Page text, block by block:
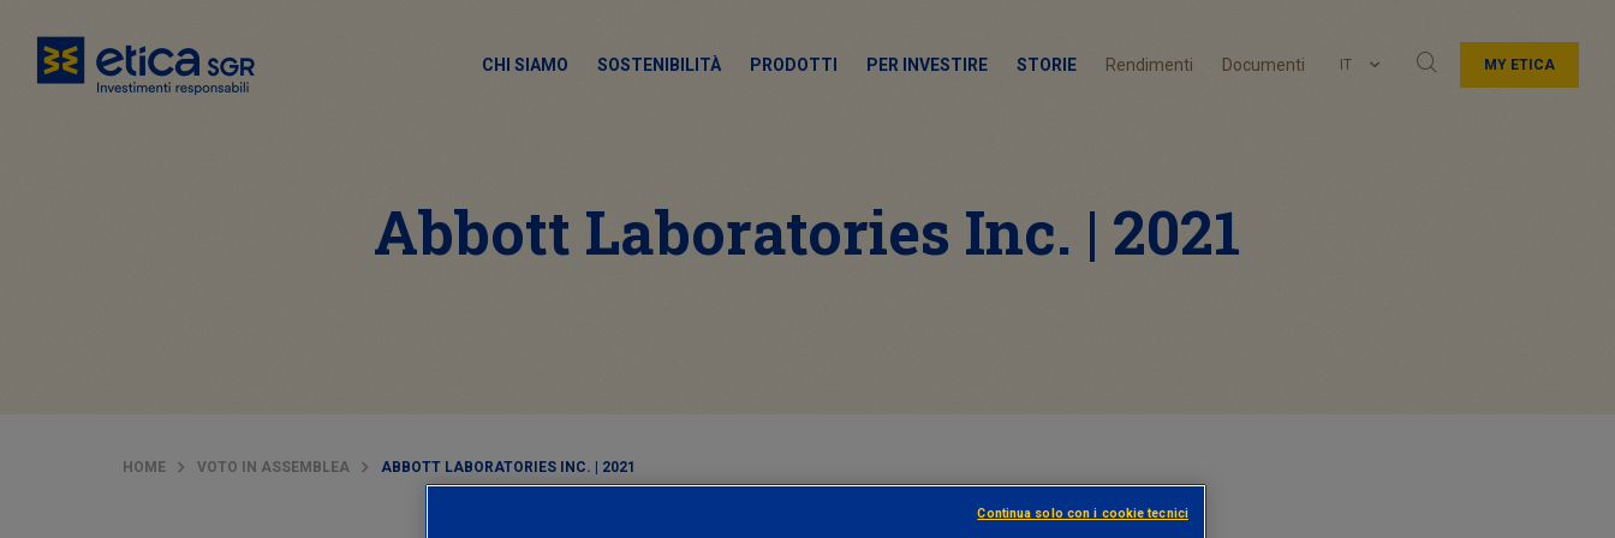
CHI SIAMO SOSTENIBILITÀ PRODOTTI PER INVESTIRE STORIE Rendimenti Documenti IT MY ETICA
Abbott Laboratories Inc. | 2021
HOME VOTO IN ASSEMBLEA ABBOTT LABORATORIES INC. | 2021
Continua solo con i cookie tecnici